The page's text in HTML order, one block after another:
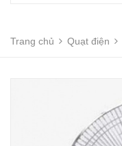
Trang chủ Quạt điện